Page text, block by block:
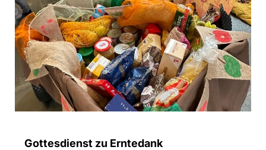
Gottesdienst zu Erntedank